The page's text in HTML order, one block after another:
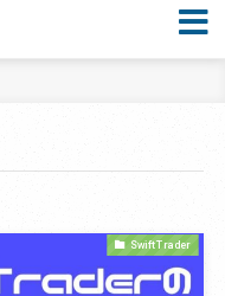
Swift Trader